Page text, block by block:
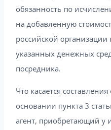
обязанность по
на добавленную
российской
указанных денежных
посредника.
Что касается
основании пункта 3
агент, приобретающий у